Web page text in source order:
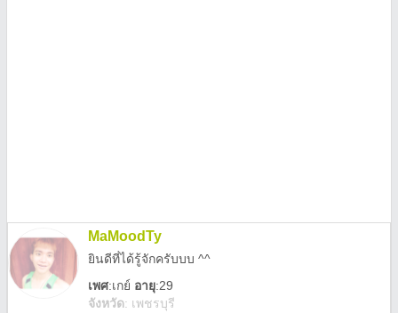
MaMoodTy
ยินดีที่ได้รู้จักครับบบ ^^
เพศ:เกย์ อายุ:29
จังหวัด: เพชรบุรี